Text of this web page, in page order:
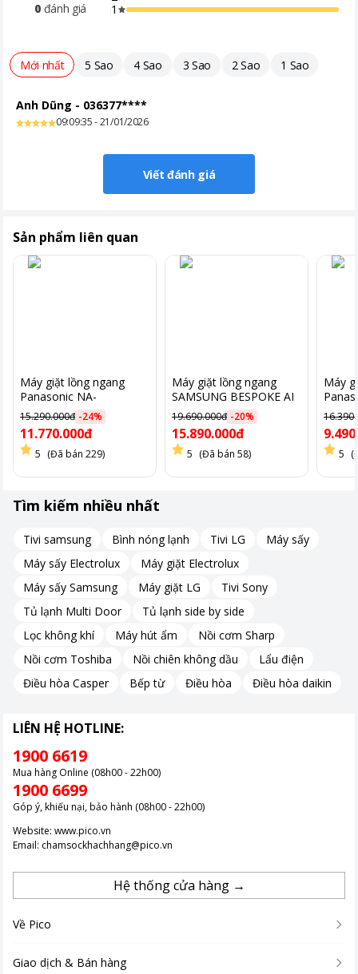
0 đánh giá
1
Mới nhất 5 Sao 4 Sao 3 Sao 2 Sao 1 Sao
Anh Dũng - 036377****
09:09:35 - 21/01/2026
Viết đánh giá
Sản phẩm liên quan
Máy giặt lồng ngang
Panasonic NA-
V10FC1LVT 10 kg giặt
màu xám bạc
15.290.000đ -24%
11.770.000đ
5 (Đã bán 229)
Máy giặt lồng ngang
SAMSUNG BESPOKE AI
14 kg Inverter
WW14BB944DGBSV tự
cân chỉnh nước giặt màu
đen
19.690.000đ -20%
15.890.000đ
5 (Đã bán 58)
Máy
màu
5
Tìm kiếm nhiều nhất
Tivi samsung Bình nóng lạnh Tivi LG
Máy sấy
Máy sấy Electrolux
Máy giặt Electrolux
Máy sấy Samsung
Máy giặt LG
Tivi Sony
Tủ lạnh Multi Door
Tủ lạnh side by side
Lọc không khí
Máy hút ẩm
Nồi cơm Sharp
Nồi cơm Toshiba
Nồi chiên không dầu
Lẩu điện
Điều hòa Casper
Bếp từ Điều hòa Điều hòa daikin
LIÊN HỆ HOTLINE:
1900 6619
Mua hàng Online (08h00 - 22h00)
1900 6699
Góp ý, khiếu nại, bảo hành (08h00 - 22h00)
Website: www.pico.vn
Email: chamsockhachhang@pico.vn
Hệ thống cửa hàng →
Về Pico
Giao dịch & Bán hàng